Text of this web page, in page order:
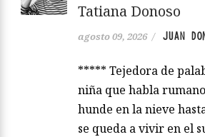
Tatiana Donoso
agosto 09, 2026 / JUAN
***** Tejedora de
niña que habla
hunde en la nieve
se queda a vivir en el